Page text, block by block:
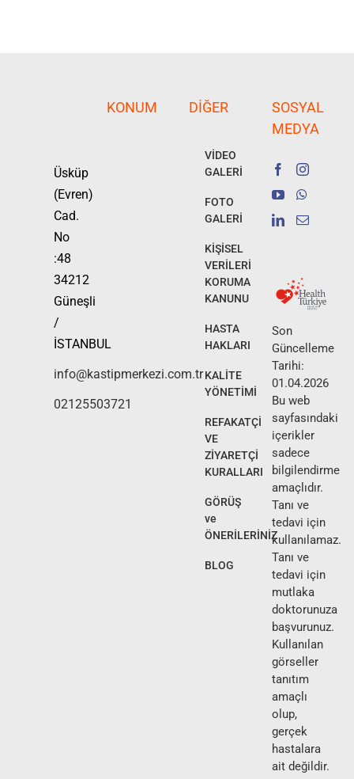
Üsküp
(Evren)
Cad.
No
:48
34212
Güneşli
/
İSTANBUL
info@kastipmerkezi.com.tr
02125503721
KONUM DIĞER
VİDEO
GALERİ
FOTO
GALERİ
KİŞİSEL
VERİLERİ
KORUMA
KANUNU
HASTA
HAKLARI
KALİTE
YÖNETİMİ
REFAKATÇİ
VE
ZİYARETÇİ
KURALLARI
GÖRÜŞ
ve
ÖNERİLERİNİZ
BLOG
SOSYAL
MEDYA
Son
Güncelleme
Tarihi:
01.04.2026
Bu web
sayfasındaki
içerikler
sadece
bilgilendirme
amaçlıdır.
Tanı ve
tedavi için
kullanılamaz.
Tanı ve
tedavi için
mutlaka
doktorunuza
başvurunuz.
Kullanılan
görseller
tanıtım
amaçlı
olup,
gerçek
hastalara
ait değildir.